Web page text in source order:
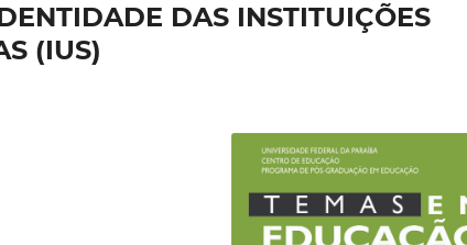
DAS INSTITUIÇÕES
(IUS)